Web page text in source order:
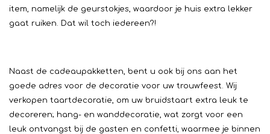
item, namelijk de geurstokjes, waardoor je huis extra lekker
gaat ruiken. Dat wil toch iedereen?!
Naast de cadeaupakketten, bent u ook bij ons aan het
goede adres voor de decoratie voor uw trouwfeest. Wij
verkopen taartdecoratie, om uw bruidstaart extra leuk te
decoreren; hang- en wanddecoratie, wat zorgt voor een
leuk ontvangst bij de gasten en confetti, waarmee je binnen